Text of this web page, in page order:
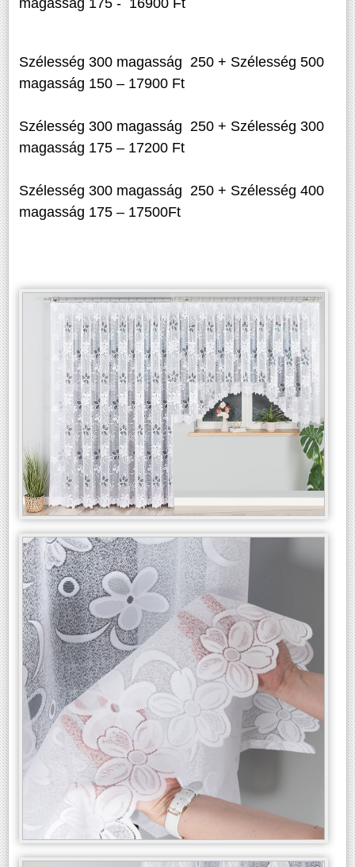
magasság 175 - 16900 Ft
Szélesség 300 magasság 250 + Szélesség 500
magasság 150 – 17900 Ft
Szélesség 300 magasság 250 + Szélesség 300
magasság 175 – 17200 Ft
Szélesség 300 magasság 250 + Szélesség 400
magasság 175 – 17500Ft